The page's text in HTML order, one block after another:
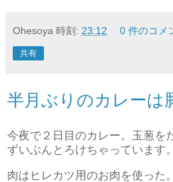
Ohesoya 時刻: 23:12 0 件のコメ
共有
半月ぶりのカレーは
今夜で２日目のカレー。玉葱を
ずいぶんとろけちゃっています。
肉はヒレカツ用のお肉を使った。